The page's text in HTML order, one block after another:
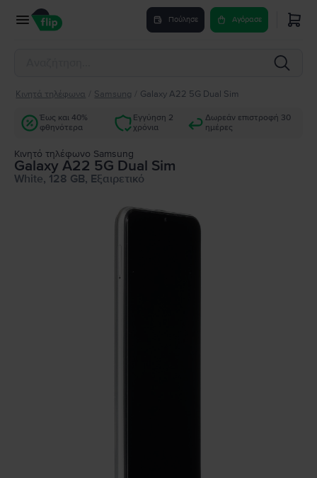
Πούλησε Αγόρασε
Κινητά τηλέφωνα Samsung Galaxy A22 5G Dual Sim
Έως και 40%
φθηνότερα
Εγγύηση 2
χρόνια
Δωρεάν επιστροφή 30
ημέρες
Κινητό τηλέφωνο Samsung
Galaxy A22 5G Dual Sim
White, 128 GB, Εξαιρετικό